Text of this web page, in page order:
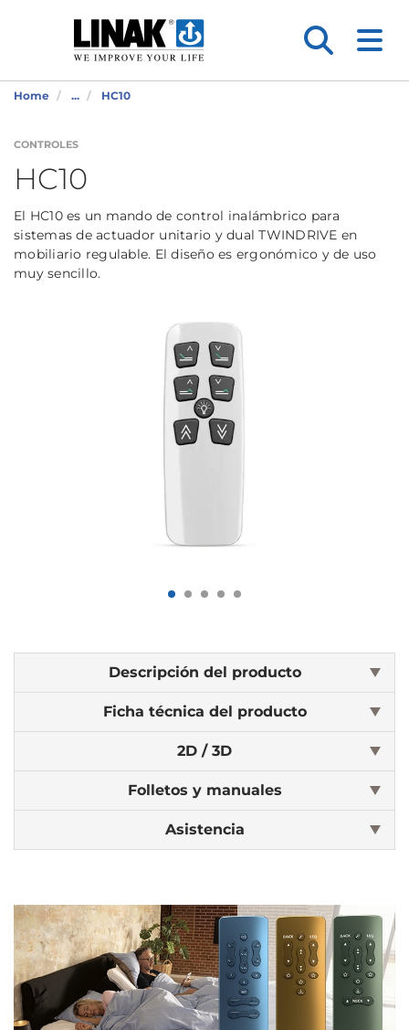
Home ... HC10
CONTROLES
HC10
El HC10 es un mando de control inalámbrico para
sistemas de actuador unitario y dual TWINDRIVE en
mobiliario regulable. El diseño es ergonómico y de uso
muy sencillo.
Descripción del producto
Ficha técnica del producto
2D / 3D
Folletos y manuales
Asistencia